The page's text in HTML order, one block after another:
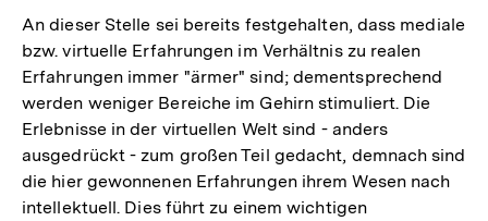
An dieser Stelle sei bereits festgehalten, dass mediale
bzw. virtuelle Erfahrungen im Verhältnis zu realen
Erfahrungen immer "ärmer" sind; dementsprechend
werden weniger Bereiche im Gehirn stimuliert. Die
Erlebnisse in der virtuellen Welt sind - anders
ausgedrückt - zum großen Teil gedacht, demnach sind
die hier gewonnenen Erfahrungen ihrem Wesen nach
intellektuell. Dies führt zu einem wichtigen